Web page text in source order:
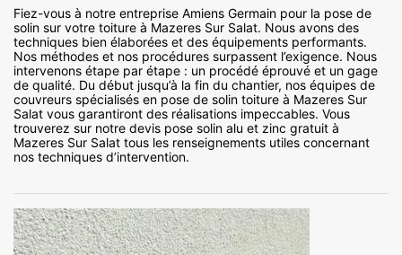
Fiez-vous à notre entreprise Amiens Germain pour la pose de
solin sur votre toiture à Mazeres Sur Salat. Nous avons des
techniques bien élaborées et des équipements performants.
Nos méthodes et nos procédures surpassent l’exigence. Nous
intervenons étape par étape : un procédé éprouvé et un gage
de qualité. Du début jusqu’à la fin du chantier, nos équipes de
couvreurs spécialisés en pose de solin toiture à Mazeres Sur
Salat vous garantiront des réalisations impeccables. Vous
trouverez sur notre devis pose solin alu et zinc gratuit à
Mazeres Sur Salat tous les renseignements utiles concernant
nos techniques d’intervention.